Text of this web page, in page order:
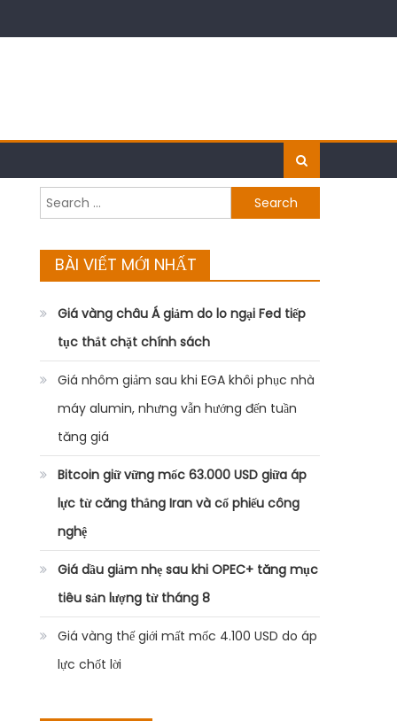
Search
for:
BÀI VIẾT MỚI NHẤT
Giá vàng châu Á giảm do lo ngại Fed tiếp
tục thắt chặt chính sách
Giá nhôm giảm sau khi EGA khôi phục nhà
máy alumin, nhưng vẫn hướng đến tuần
tăng giá
Bitcoin giữ vững mốc 63.000 USD giữa áp
lực từ căng thẳng Iran và cổ phiếu công
nghệ
Giá dầu giảm nhẹ sau khi OPEC+ tăng mục
tiêu sản lượng từ tháng 8
Giá vàng thế giới mất mốc 4.100 USD do áp
lực chốt lời